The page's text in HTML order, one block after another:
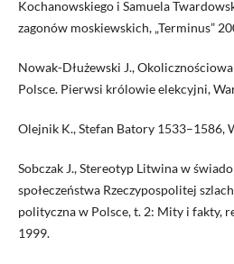
Kochanowskiego i Samuela
zagonów moskiewskich, „Terminus”
Nowak-Dłużewski J.,
Polsce. Pierwsi królowie elekcyjni,
Olejnik K., Stefan Batory 1533–1586,
Sobczak J., Stereotyp Litwina w
społeczeństwa Rzeczypospolitej
polityczna w Polsce, t. 2: Mity i fakty,
1999.